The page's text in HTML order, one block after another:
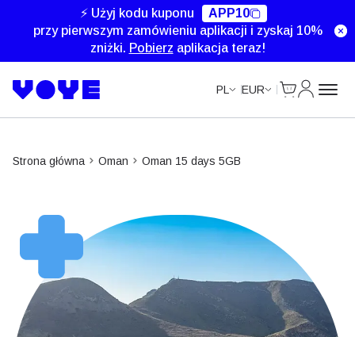
⚡ Użyj kodu kuponu
APP10
przy pierwszym zamówieniu aplikacji i zyskaj 10%
zniżki. Pobierz aplikacja teraz!
PL EUR
Strona główna Oman Oman 15 days 5GB